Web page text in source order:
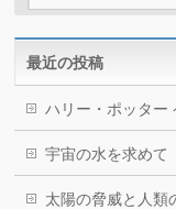
最近の投稿
ハリー・ポッター
宇宙の水を求めて
太陽の脅威と人類